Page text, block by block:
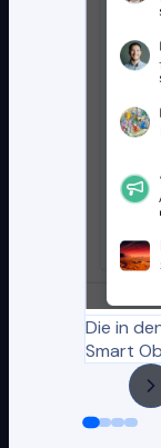
Die in
Smart